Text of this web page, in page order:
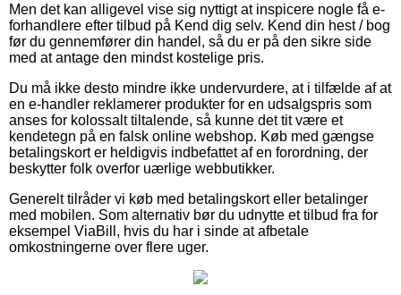
Men det kan alligevel vise sig nyttigt at inspicere nogle få e-
forhandlere efter tilbud på Kend dig selv. Kend din hest / bog
før du gennemfører din handel, så du er på den sikre side
med at antage den mindst kostelige pris.
Du må ikke desto mindre ikke undervurdere, at i tilfælde af at
en e-handler reklamerer produkter for en udsalgspris som
anses for kolossalt tiltalende, så kunne det tit være et
kendetegn på en falsk online webshop. Køb med gængse
betalingskort er heldigvis indbefattet af en forordning, der
beskytter folk overfor uærlige webbutikker.
Generelt tilråder vi køb med betalingskort eller betalinger
med mobilen. Som alternativ bør du udnytte et tilbud fra for
eksempel ViaBill, hvis du har i sinde at afbetale
omkostningerne over flere uger.